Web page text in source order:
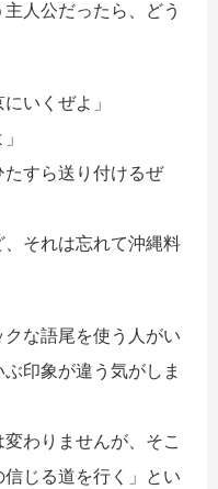
人公だったら、どう
いくぜよ」
すら送り付けるぜ
それは忘れて沖縄料
な語尾を使う人がい
印象が違う気がしま
わりませんが、そこ
じる道を行く」とい